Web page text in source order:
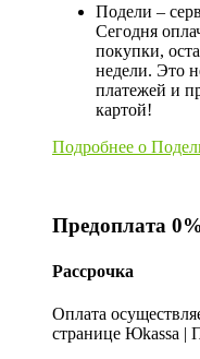
Подели –
Сегодня
покупки,
недели. Это
платежей и
картой!
Подробнее о
Предоплата
Рассрочка
Оплата
странице